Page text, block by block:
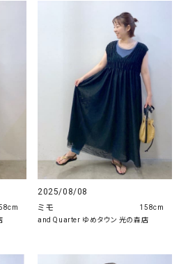
2025/08/08
ミモ
and Quarter ゆめタウン 光の森店
158cm